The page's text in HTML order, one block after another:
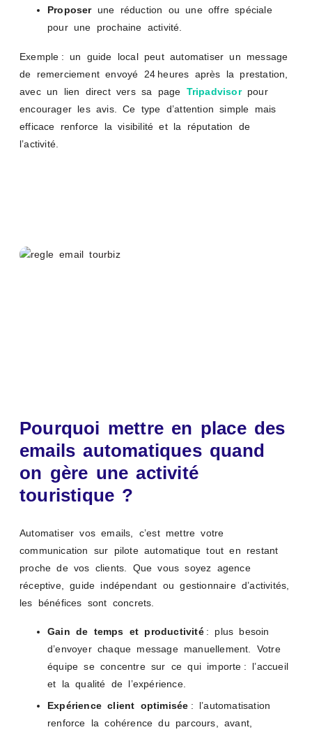
Proposerune réduction ou une offre spéciale
pour une prochaine activité.
Exemple : un guide local peut automatiser un message
de remerciement envoyé 24 heures après la prestation,
avec un lien direct vers sa page Tripadvisorpour
encourager les avis. Ce type d’attention simple mais
efficace renforce la visibilité et la réputation de
l’activité.
Pourquoi mettre en place des
emails automatiques quand
on gère une activité
touristique ?
Automatiser vos emails, c’est mettre votre
communication sur pilote automatique tout en restant
proche de vos clients. Que vous soyez agence
réceptive, guide indépendant ou gestionnaire d’activités,
les bénéfices sont concrets.
Gain de temps et productivité: plus besoin
d’envoyer chaque message manuellement. Votre
équipe se concentre sur ce qui importe : l’accueil
et la qualité de l’expérience.
Expérience client optimisée : l’automatisation
renforce la cohérence du parcours, avant,